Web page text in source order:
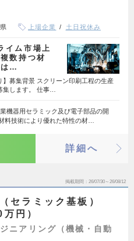
上場企業 土日祝休み
イム市場上
数持つ材
は…
】募集背景 スクリーン印刷工程の生産
集します。 仕事…
機器用セラミック及び電子部品の開
料技術により優れた特性の材…
詳細へ
掲載期間 26/07/30～26/08/12
セラミック基板）
円）
ニアリング（機械・自動